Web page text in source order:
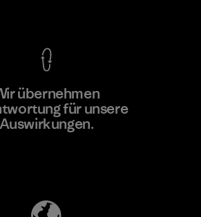
übernehmen
für unsere
Auswirkungen.